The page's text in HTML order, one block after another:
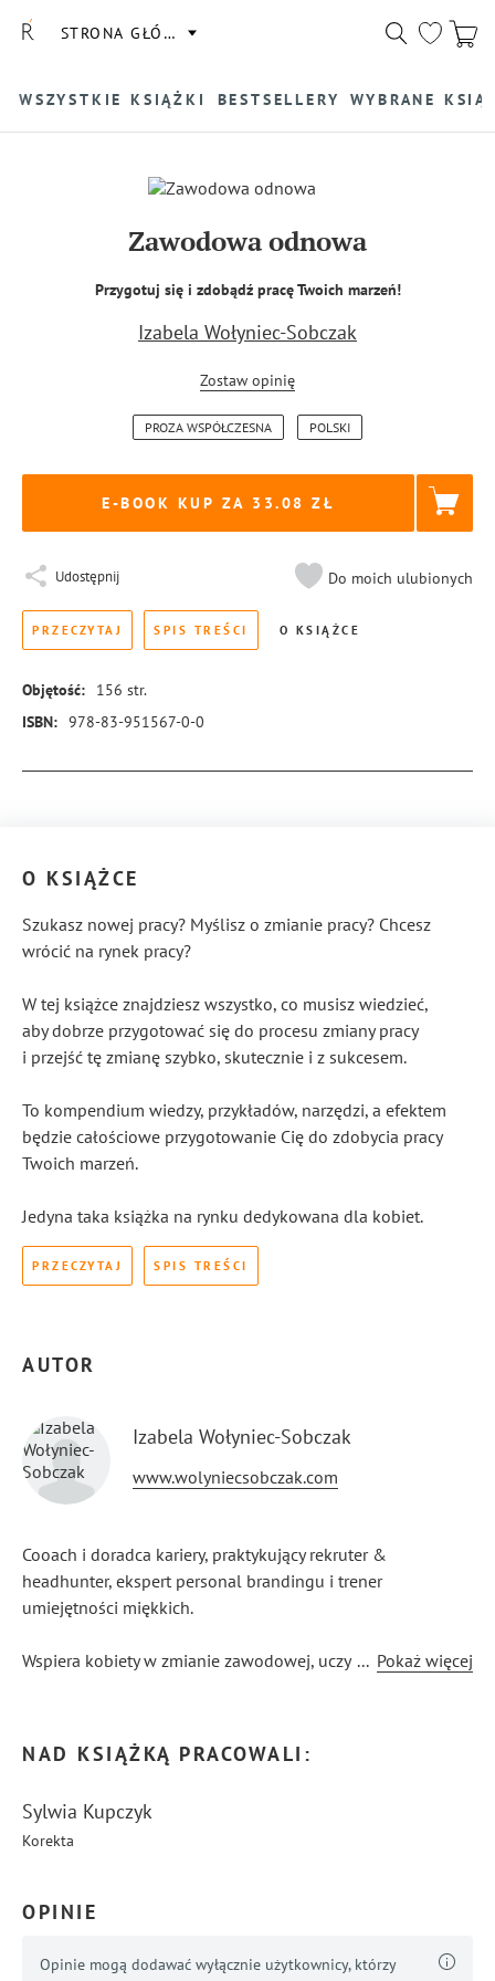
STRONA GŁÓWNA
WSZYSTKIE KSIĄŻKI BESTSELLERY WYBRANE
Zawodowa odnowa
Przygotuj się i zdobądź pracę Twoich marzeń!
Izabela Wołyniec-Sobczak
Zostaw opinię
PROZA WSPÓŁCZESNA POLSKI
E-BOOK KUP ZA 33.08
Udostępnij Do moich ulubionych
PRZECZYTAJ SPIS TREŚCI O KSIĄŻCE
Objętość: 156 str.
ISBN: 978-83-951567-0-0
O KSIĄŻCE
Szukasz nowej pracy? Myślisz o zmianie pracy? Chcesz
wrócić na rynek pracy?
W tej książce znajdziesz wszystko, co musisz wiedzieć,
aby dobrze przygotować się do procesu zmiany pracy
i przejść tę zmianę szybko, skutecznie i z sukcesem.
To kompendium wiedzy, przykładów, narzędzi, a efektem
będzie całościowe przygotowanie Cię do zdobycia pracy
Twoich marzeń.
Jedyna taka książka na rynku dedykowana dla kobiet.
PRZECZYTAJ SPIS TREŚCI
AUTOR
Izabela Wołyniec-Sobczak
www.wolyniecsobczak.com
Cooach i doradca kariery, praktykujący rekruter &
headhunter, ekspert personal brandingu i trener
umiejętności miękkich.
Wspiera kobiety w zmianie zawodowej, uczy
jak rozmawiać o wynagrodzeniu, jak zbudować poczucie
wartości i pewność siebie.
Uczy tego na szkoleniach, konsultacjach indywidualnych
oraz na kursach on-line www.kursy.wolyniecsobczak.com
... Pokaż więcej
NAD KSIĄŻKĄ PRACOWALI:
Sylwia Kupczyk
Korekta
OPINIE
Opinie mogą dodawać wyłącznie użytkownicy, którzy